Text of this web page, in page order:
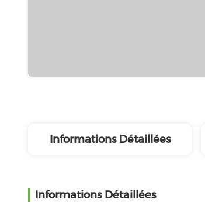
Informations Détaillées
Informations Détaillées